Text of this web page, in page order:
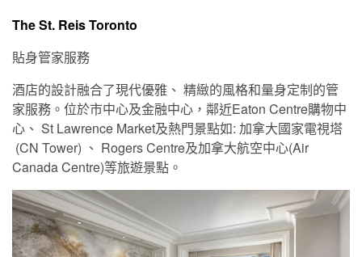
The St. Reis Toronto
貼身管家服務
酒店的設計融合了現代優雅、 精緻的風格和量身定制的管
家服務。位於市中心及金融中心，鄰近Eaton Centre購物中
心、 St Lawrence Market及熱門景點如: 加拿大國家電視塔
(CN Tower) 、 Rogers Centre及加拿大航空中心(Air
Canada Centre)等旅遊景點。